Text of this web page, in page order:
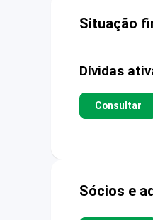
Situação
Dívidas
Consultar
Sócios e